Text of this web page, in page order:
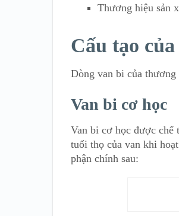
Thương hiệu sản
Cấu tạo
Dòng van bi của
Van bi cơ học
Van bi cơ học được chế
tuổi thọ của van khi
phận chính sau: